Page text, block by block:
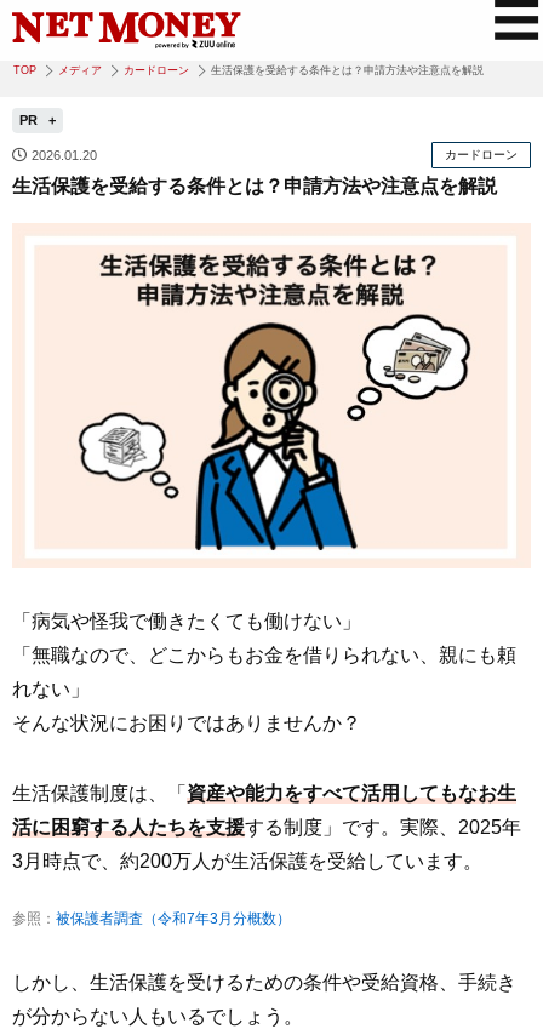
TOP メディア カードローン 生活保護を受給する条件とは？申請方法や注意点を解説
PR
2026.01.20 カードローン
生活保護を受給する条件とは？申請方法や注意点を解説
「病気や怪我で働きたくても働けない」
「無職なので、どこからもお金を借りられない、親にも頼
れない」
そんな状況にお困りではありませんか？
生活保護制度は、「 資産や能力をすべて活用してもなお生
活に困窮する人たちを支援する制度」です。実際、2025年
3月時点で、約200万人が生活保護を受給しています。
参照： 被保護者調査（令和7年3月分概数）
しかし、生活保護を受けるための条件や受給資格、手続き
が分からない人もいるでしょう。